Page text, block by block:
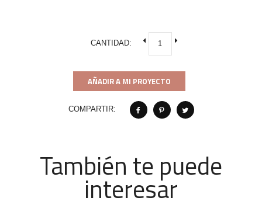
CANTIDAD:
AÑADIR A MI PROYECTO
COMPARTIR:
También te puede
interesar